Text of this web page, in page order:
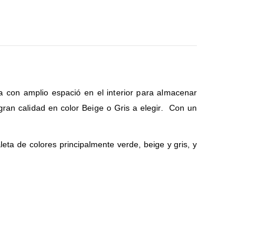
con amplio espació en el interior para almacenar
calidad en color Beige o Gris a elegir. Con un
de colores principalmente verde, beige y gris, y